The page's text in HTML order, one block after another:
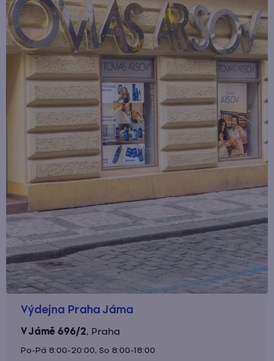
Výdejna Praha Jáma
V Jámě 696/2, Praha
Po-Pá 8:00-20:00, So 8:00-18:00